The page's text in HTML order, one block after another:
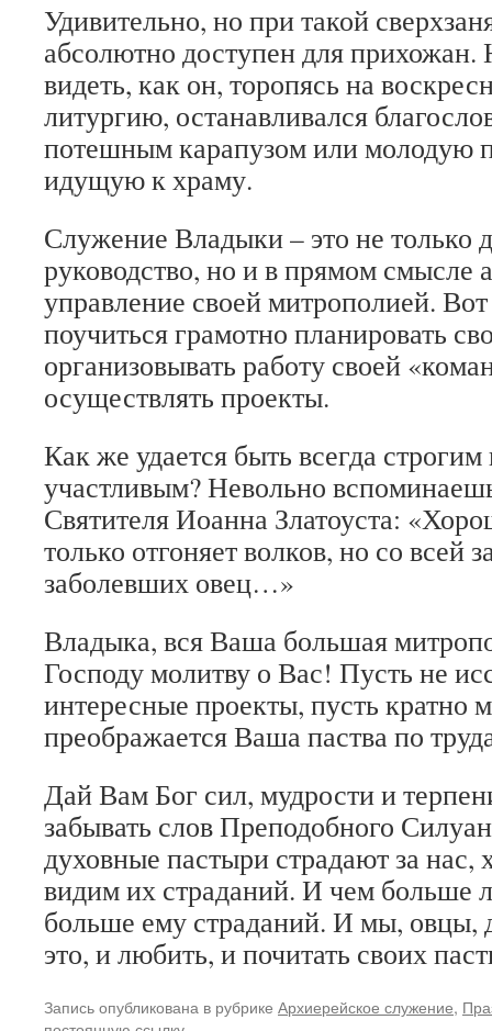
Удивительно, но при такой
абсолютно доступен для прихожан.
видеть, как он, торопясь на
литургию, останавливался
потешным карапузом или молодую
идущую к храму.
Служение Владыки – это не только
руководство, но и в прямом смысле
управление своей митрополией. Вот
поучиться грамотно планировать
организовывать работу своей
осуществлять проекты.
Как же удается быть всегда
участливым? Невольно
Святителя Иоанна Златоуста:
только отгоняет волков, но со всей
заболевших овец…»
Владыка, вся Ваша большая
Господу молитву о Вас! Пусть не
интересные проекты, пусть кратно
преображается Ваша паства по
Дай Вам Бог сил, мудрости и
забывать слов Преподобного
духовные пастыри страдают за нас,
видим их страданий. И чем больше
больше ему страданий. И мы, овцы,
это, и любить, и почитать своих
Запись опубликована в рубрике Архиерейское служение,